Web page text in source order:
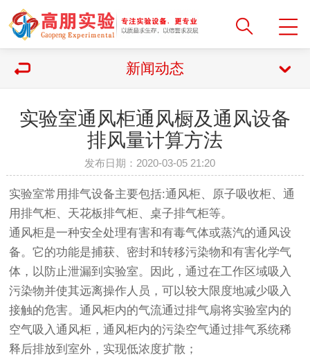
新闻动态
实验室通风柜通风橱及通风设备
排风量计算方法
发布日期：2020-03-05 21:20
实验室常用排气设备主要包括:通风柜、原子吸收柜、通
用排气柜、天花板排气柜、桌子排气柜等。
通风柜是一种安全处理有害和有毒气体或蒸汽的通风设
备。它的功能是捕获、密封和转移污染物和有害化学气
体，以防止泄漏到实验室。因此，通过在工作区域吸入
污染物并使其远离操作人员，可以较大限度地减少吸入
接触的危害。通风柜内的气流通过排气扇将实验室内的
空气吸入通风柜，通风柜内的污染空气通过排气系统稀
释后排放到室外，实现低浓度扩散；